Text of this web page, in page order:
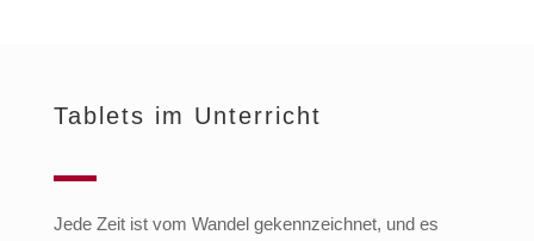
Tablets im Unterricht
Jede Zeit ist vom Wandel gekennzeichnet, und es